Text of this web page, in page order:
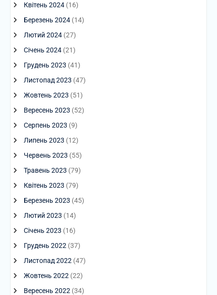
Квітень 2024(16)
Березень 2024(14)
Лютий 2024(27)
Січень 2024(21)
Грудень 2023 (41)
Листопад 2023 (47)
Жовтень 2023 (51)
Вересень 2023 (52)
Серпень 2023 (9)
Липень 2023 (12)
Червень 2023 (55)
Травень 2023 (79)
Квітень 2023 (79)
Березень 2023 (45)
Лютий 2023 (14)
Січень 2023 (16)
Грудень 2022 (37)
Листопад 2022 (47)
Жовтень 2022 (22)
Вересень 2022 (34)